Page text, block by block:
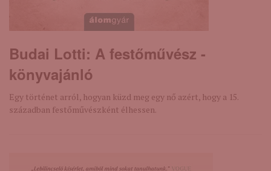
Budai Lotti: A ​festőművész -
könyvajánló
Egy történet arról, hogyan küzd meg egy nő azért, hogy a 15.
században festőművészként élhessen.